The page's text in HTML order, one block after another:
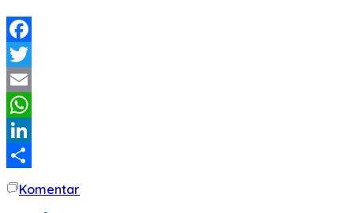
Facebook
Twitter
Email
WhatsApp
LinkedIn
ShareKomentar